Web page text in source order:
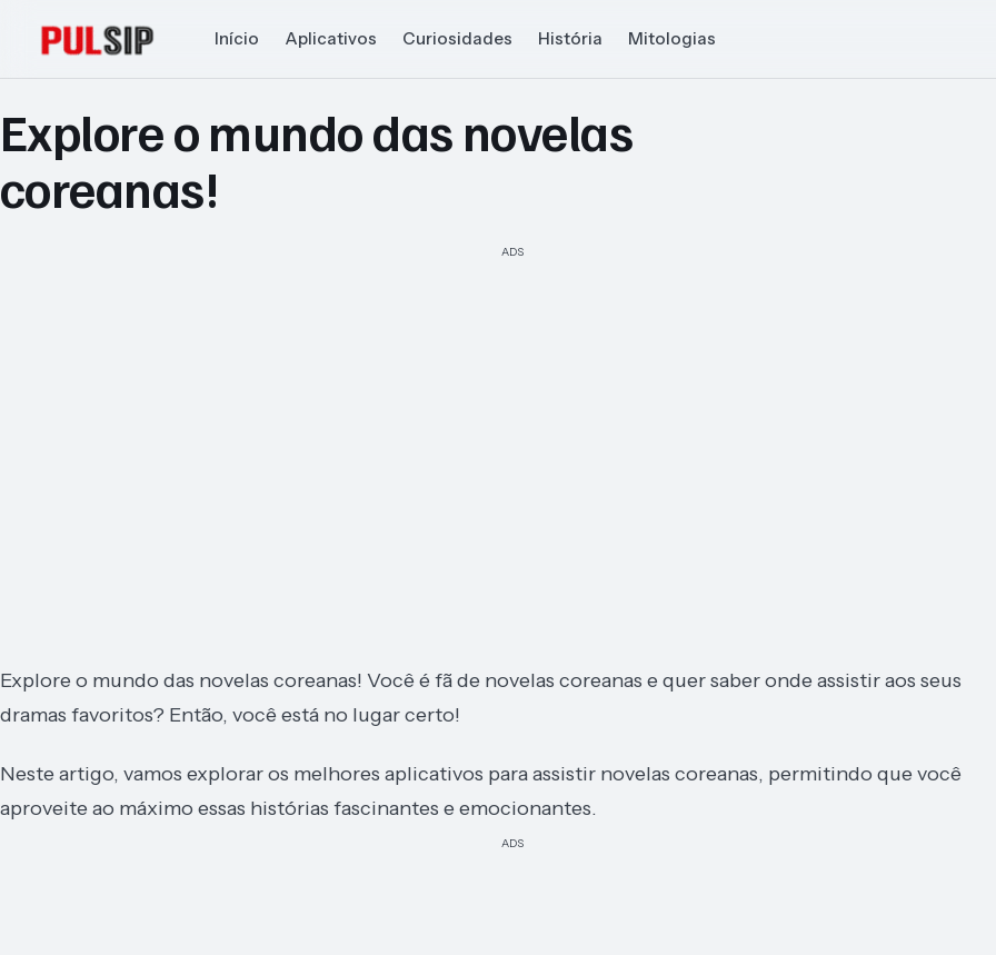
Início Aplicativos Curiosidades História Mitologias
Explore o mundo das novelas
coreanas!
ADS
Explore o mundo das novelas coreanas! Você é fã de novelas coreanas e quer saber onde assistir aos seus
dramas favoritos? Então, você está no lugar certo!
Neste artigo, vamos explorar os melhores aplicativos para assistir novelas coreanas, permitindo que você
aproveite ao máximo essas histórias fascinantes e emocionantes.
ADS